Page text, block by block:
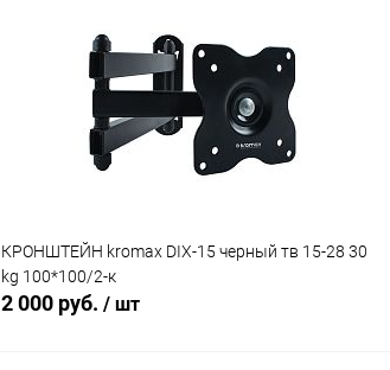
Сравнение
В избранное В наличии (3)
КРОНШТЕЙН kromax DIX-15 черный тв 15-28 30
kg 100*100/2-к
2 000 руб. / шт